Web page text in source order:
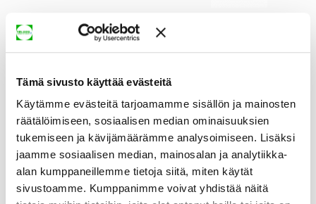
Tämä sivusto käyttää evästeitä
Käytämme evästeitä tarjoamamme sisällön ja mainosten
räätälöimiseen, sosiaalisen median ominaisuuksien
tukemiseen ja kävijämäärämme analysoimiseen. Lisäksi
jaamme sosiaalisen median, mainosalan ja analytiikka-
alan kumppaneillemme tietoja siitä, miten käytät
sivustoamme. Kumppanimme voivat yhdistää näitä